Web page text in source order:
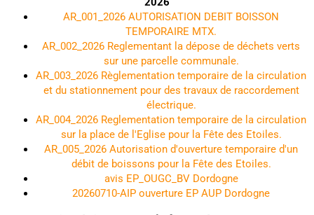
AR_001_2026 AUTORISATION DEBIT BOISSON
TEMPORAIRE MTX.
AR_002_2026 Reglementant la dépose de déchets verts
sur une parcelle communale.
AR_003_2026 Règlementation temporaire de la circulation
et du stationnement pour des travaux de raccordement
électrique.
AR_004_2026 Reglementation temporaire de la circulation
sur la place de l'Eglise pour la Fête des Etoiles.
AR_005_2026 Autorisation d'ouverture temporaire d'un
débit de boissons pour la Fête des Etoiles.
avis EP_OUGC_BV Dordogne
20260710-AIP ouverture EP AUP Dordogne